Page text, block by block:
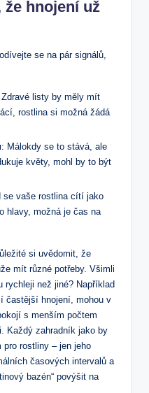
že hnojení už
se na pár signálů,
listy by měly mít
rostlina si možná žádá
: Málokdy se to stává, ale
květy, mohl by to být
se vaše rostlina cítí jako
hlavy, možná je čas na
si uvědomit, že
mít různé potřeby. Všimli
než jiné? Například
častější hnojení, mohou v
s menším počtem
Každý zahradník jako by
rostliny – jen jeho
časových intervalů a
bazén“ povýšit na